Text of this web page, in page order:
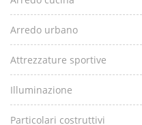
Arredo urbano
Attrezzature sportive
Illuminazione
Particolari costruttivi